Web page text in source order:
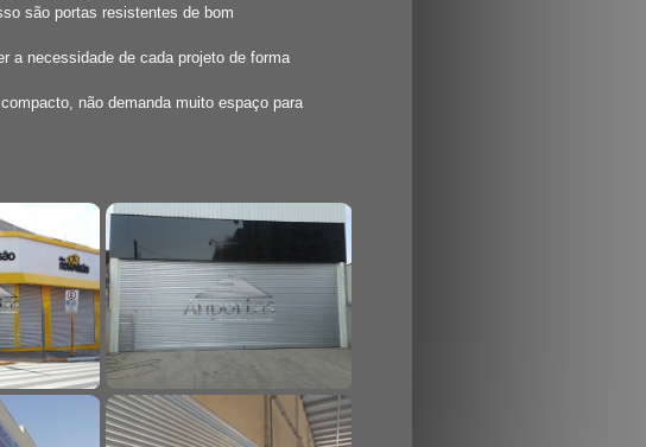
são portas resistentes de bom
a necessidade de cada projeto de forma
não demanda muito espaço para